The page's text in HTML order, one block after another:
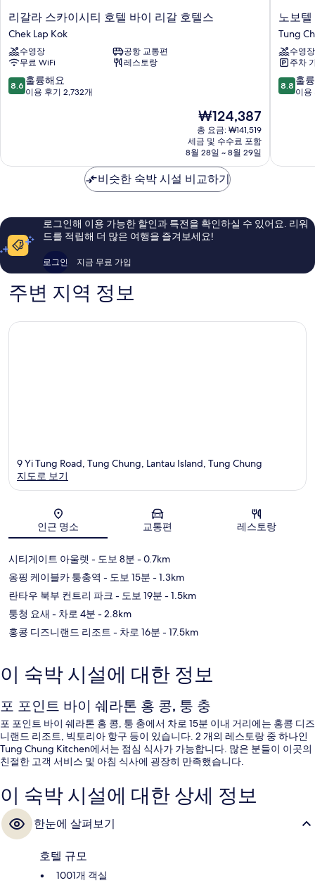
보
기
보
리
갈
라
스
카
이
시
리
스
Lap
Kok
리갈라 스카이시티 호텔 바이 리갈 호텔스
Chek Lap Kok
수영장
공항 교통편
무료 WiFi
레스토랑
10
점
훌
이
후
기
8.6 훌륭해요
이용 후기 2,732개
현
재
요
금
₩124,387
₩124,387
총 요금: ₩141,519
세금 및 수수료 포함
8월 28일 ~ 8월 29일
노
보
텔
시
티
게
이
노보
Tung
수영장
주차
10
점
훌
이
용
8.8 훌
이용
비슷한 숙박 시설 비교하기
로그인해 이용 가능한 할인과 특전을 확인하실 수 있어요. 리워
드를 적립해 더 많은 여행을 즐겨보세요!
로그인 지금 무료 가입
주변 지역 정보
지도
9 Yi Tung Road, Tung Chung, Lantau Island, Tung Chung
지도로 보기
인근 명소 교통편 레스토랑
시티게이트 아울렛 - 도보 8분 - 0.7km
옹핑 케이블카 퉁충역 - 도보 15분 - 1.3km
란타우 북부 컨트리 파크 - 도보 19분 - 1.5km
퉁청 요새 - 차로 4분 - 2.8km
홍콩 디즈니랜드 리조트 - 차로 16분 - 17.5km
이 숙박 시설에 대한 정보
포 포인트 바이 쉐라톤 홍 콩, 퉁 충
포 포인트 바이 쉐라톤 홍 콩, 퉁 충에서 차로 15분 이내 거리에는 홍콩 디즈
니랜드 리조트, 빅토리아 항구 등이 있습니다. 2 개의 레스토랑 중 하나인
Tung Chung Kitchen에서는 점심 식사가 가능합니다. 많은 분들이 이곳의
친절한 고객 서비스 및 아침 식사에 굉장히 만족했습니다.
이 숙박 시설에 대한 상세 정보
한눈에 살펴보기
호텔 규모
1001개 객실